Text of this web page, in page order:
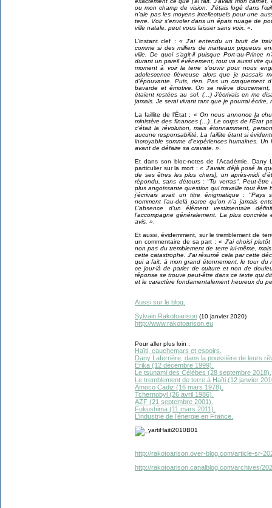
ou mon champ de vision. J’étais logé dans
n’aie pas les moyens intellectuels pour une
terre. Voir s’envoler dans un épais nuage de
ville natale, peut vous laisser sans voix. »
L’instant clef : « J’ai entendu un bruit de
comme si des milliers de marteaux piqueurs
ville. De quoi s’agit-il puisque Port-au-Prince
durant un pareil événement, tout va aussi vite
moment à voir la terre s’ouvrir pour nous
adolescence fiévreuse alors que je passais
d’épouvante. Puis, rien. Pas un craquement
bavarde et émotive. On se relève
étaient restées au sol. (…) J’écrivais en me
jamais. Je serai vivant tant que je pourrai
La faillite de l’État : « On nous annonce la
ministère des finances (…). Le corps de l’État
c’était la révolution, mais étonnamment,
aucune responsabilité. La faillite étant si
incroyable somme d’expériences humaines.
avant de défaire sa cravate. »
Et dans son bloc-notes de l’Académie,
particulier sur la mort :« J’avais déjà posé la
de ses êtres les plus chers], un après-midi
répondu, sans détours : "Tu verras". Peut-
plus angoissante question qui travaille tout être
j’écrivais avait un titre énigmatique : "Pays
nomment l’au-delà parce qu’on n’a jamais
L’absence d’un élément vestimentaire
l’accompagne généralement. La plus
avis. »
Et aussi, évidemment, sur le tremblement de
un commentaire de sa part :« J’ai choisi
non pas du tremblement de terre lui-même,
cette catastrophe. J’ai résumé cela par cette
qui a fait, à mon grand étonnement, le tour du
ce jour-là de parler de culture et non de
réponse se trouve peut-être dans ce texte qui
et le caractère fondamentalement heureux du
Aussi sur le blog.
Sylvain Rakotoarison (10 janvier 2020)
http://www.rakotoarison.eu
Pour aller plus loin :
Haïti, cauchemars et espoirs.
Dany Laferrière, dans la poussière de leurs
Erika (12 décembre 1999).
Le tsunami des Célèbes (28 septembre 2018).
Le tremblement de terre à Haïti (12 janvier
Amoco Cadiz (16 mars 1978).
Tchernobyl (26 avril 1986).
AZF (21 septembre 2001).
Fukushima (11 mars 2011).
L’industrie de l’énergie en France.
http://rakotoarison.over-blog.com/article-sr-
http://rakotoarison.canalblog.com/archives/